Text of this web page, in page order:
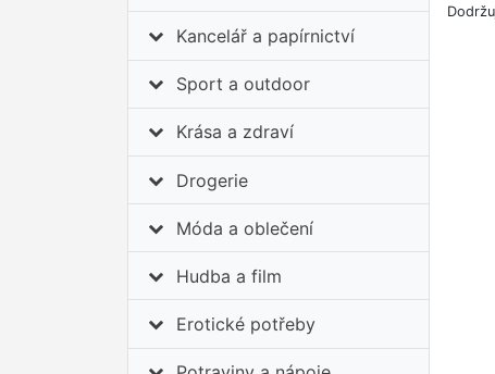
Kancelář a papírnictví
Sport a outdoor
Krása a zdraví
Drogerie
Móda a oblečení
Hudba a film
Erotické potřeby